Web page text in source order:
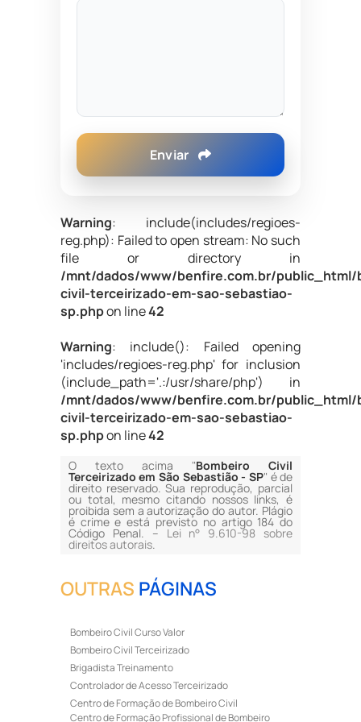
Enviar
Warning: include(includes/regioes-
reg.php): Failed to open stream: No such
file or directory in
/mnt/dados/www/benfire.com.br/public_html/
civil-terceirizado-em-sao-sebastiao-
sp.phpon line42
Warning: include(): Failed opening
'includes/regioes-reg.php' for inclusion
(include_path='.:/usr/share/php') in
/mnt/dados/www/benfire.com.br/public_html/
civil-terceirizado-em-sao-sebastiao-
sp.phpon line42
O texto acima "Bombeiro Civil
Terceirizado em São Sebastião - SP" é de
direito reservado. Sua reprodução, parcial
ou total, mesmo citando nossos links, é
proibida sem a autorização do autor. Plágio
é crime e está previsto no artigo 184 do
Código Penal. – Lei n° 9.610-98 sobre
direitos autorais.
OUTRAS PÁGINAS
Bombeiro Civil Curso Valor
Bombeiro Civil Terceirizado
Brigadista Treinamento
Controlador de Acesso Terceirizado
Centro de Formação de Bombeiro Civil
Centro de Formação Profissional de Bombeiro